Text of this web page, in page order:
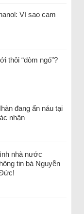
Vì sao cam
thôi “dòm ngó”?
đang ẩn náu tại
nhận
nhà nước
tin bà Nguyễn